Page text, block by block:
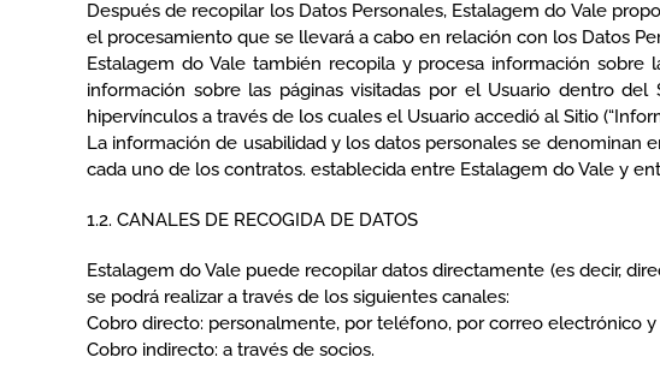
Después de recopilar los Datos Personales, Estalagem do Vale
el procesamiento que se llevará a cabo en relación con los Datos
Estalagem do Vale también recopila y procesa información
información sobre las páginas visitadas por el Usuario dentro
hipervínculos a través de los cuales el Usuario accedió al Sitio
La información de usabilidad y los datos personales se denominan
cada uno de los contratos. establecida entre Estalagem do Vale y
1.2. CANALES DE RECOGIDA DE DATOS
Estalagem do Vale puede recopilar datos directamente (es decir,
se podrá realizar a través de los siguientes canales:
Cobro directo: personalmente, por teléfono, por correo electrónico y
Cobro indirecto: a través de socios.